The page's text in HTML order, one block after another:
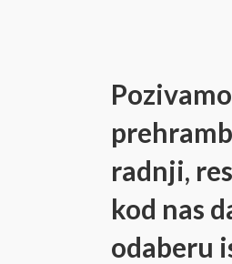
radnji,
kod nas
odaberu